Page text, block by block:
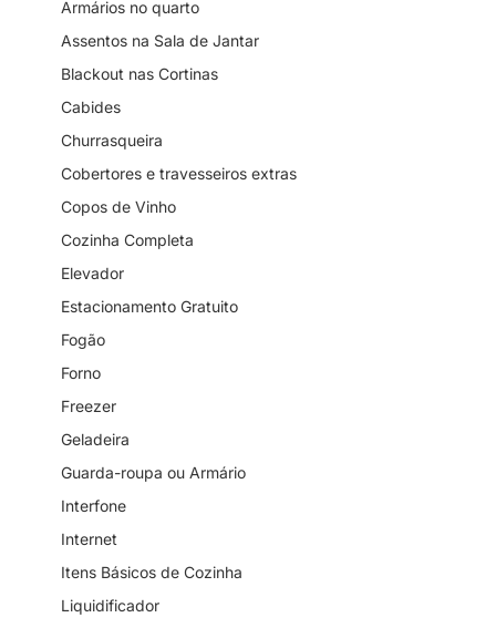
Armários no quarto
Assentos na Sala de Jantar
Blackout nas Cortinas
Cabides
Churrasqueira
Cobertores e travesseiros extras
Copos de Vinho
Cozinha Completa
Elevador
Estacionamento Gratuito
Fogão
Forno
Freezer
Geladeira
Guarda-roupa ou Armário
Interfone
Internet
Itens Básicos de Cozinha
Liquidificador